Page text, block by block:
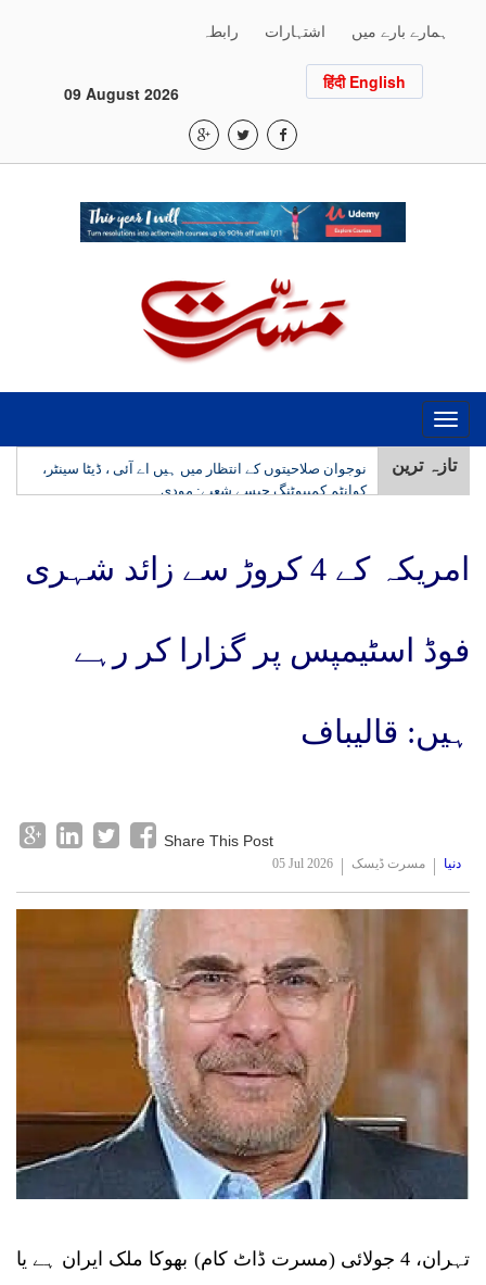
ہمارے بارے میں اشتہارات رابطہ
09 August 2026
हिंदी English
Toggle
navigation
تازہ ترین
نوجوان صلاحیتوں کے انتظار میں ہیں اے آئی ، ڈیٹا سینٹر،
کوانٹم کمپیوٹنگ جیسے شعبے: مودی
امریکہ کے 4 کروڑ سے زائد شہری
فوڈ اسٹیمپس پر گزارا کر رہے
ہیں: قالیباف
Share This Post
05 Jul 2026 مسرت ڈیسک دنیا
تہران، 4 جولائی (مسرت ڈاٹ کام) بھوکا ملک ایران ہے یا